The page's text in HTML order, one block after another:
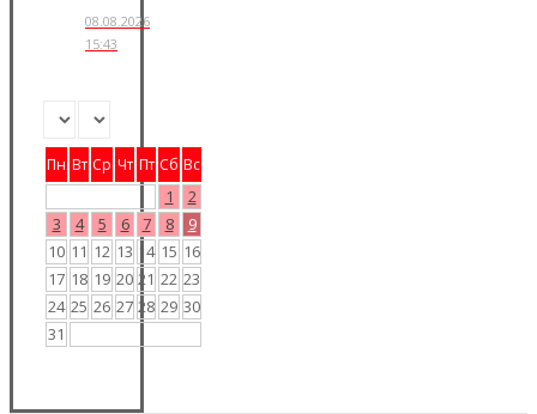
08.08.2026
15:43
Пн Вт Ср Чт Пт Сб Вс
1
2
3
4 5 6 7 8
9
10 11 12 13 14 15 16
17 18 19 20 21 22 23
24 25 26 27 28 29 30
31